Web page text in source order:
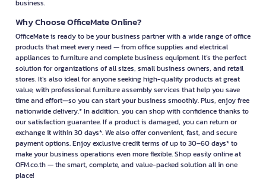
business.
Why Choose OfficeMate Online?
OfficeMate is ready to be your business partner with a wide range of office
products that meet every need — from office supplies and electrical
appliances to furniture and complete business equipment. It’s the perfect
solution for organizations of all sizes, small business owners, and retail
stores. It’s also ideal for anyone seeking high-quality products at great
value, with professional furniture assembly services that help you save
time and effort—so you can start your business smoothly. Plus, enjoy free
nationwide delivery.* In addition, you can shop with confidence thanks to
our satisfaction guarantee. If a product is damaged, you can return or
exchange it within 30 days*. We also offer convenient, fast, and secure
payment options. Enjoy exclusive credit terms of up to 30–60 days* to
make your business operations even more flexible. Shop easily online at
OFM.co.th — the smart, complete, and value-packed solution all in one
place!